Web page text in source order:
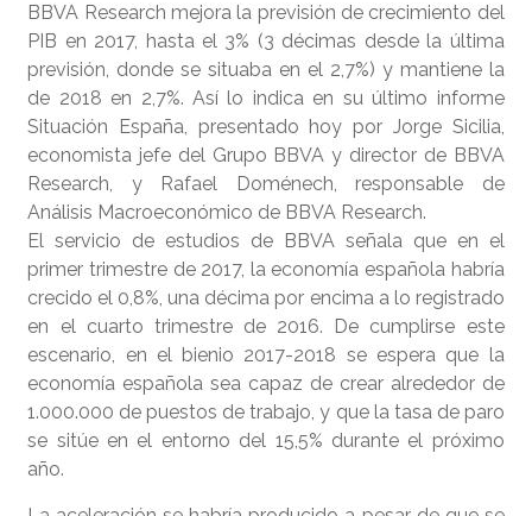
BBVA Research mejora la previsión de crecimiento del
PIB en 2017, hasta el 3% (3 décimas desde la última
previsión, donde se situaba en el 2,7%) y mantiene la
de 2018 en 2,7%. Así lo indica en su último informe
Situación España, presentado hoy por Jorge Sicilia,
economista jefe del Grupo BBVA y director de BBVA
Research, y Rafael Doménech, responsable de
Análisis Macroeconómico de BBVA Research.
El servicio de estudios de BBVA señala que en el
primer trimestre de 2017, la economía española habría
crecido el 0,8%, una décima por encima a lo registrado
en el cuarto trimestre de 2016. De cumplirse este
escenario, en el bienio 2017-2018 se espera que la
economía española sea capaz de crear alrededor de
1.000.000 de puestos de trabajo, y que la tasa de paro
se sitúe en el entorno del 15,5% durante el próximo
año.